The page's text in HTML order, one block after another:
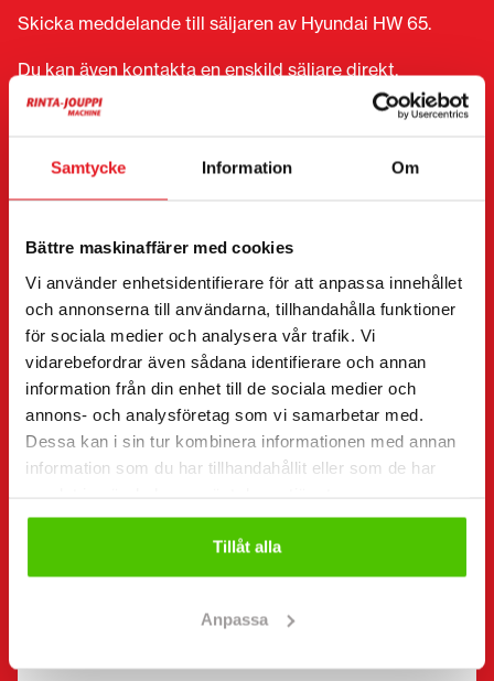
Samtycke Information Om
Bättre maskinaffärer med cookies
Vi använder enhetsidentifierare för att anpassa innehållet
och annonserna till användarna, tillhandahålla funktioner
för sociala medier och analysera vår trafik. Vi
vidarebefordrar även sådana identifierare och annan
information från din enhet till de sociala medier och
annons- och analysföretag som vi samarbetar med.
Dessa kan i sin tur kombinera informationen med annan
information som du har tillhandahållit eller som de har
Tillåt alla
Anpassa
Skicka meddelande till säljaren av Hyundai HW 65.
Du kan även kontakta en enskild säljare direkt.
Kontaktuppgifter finns längst ner på sidan.
Hyra
Begära mer information
Kontaktuppgifter (Obligatorisk)
Företagsnamn FO-nummer
(Obligatorisk)